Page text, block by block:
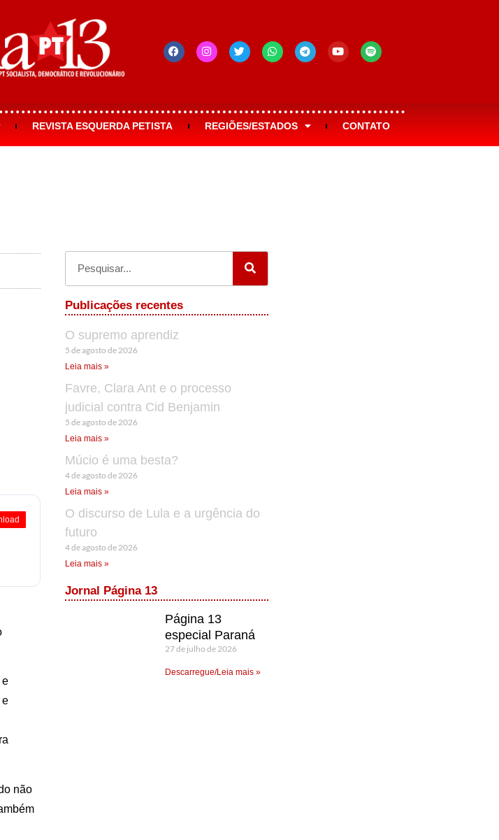
REVISTA ESQUERDA PETISTA REGIÕES/ESTADOS CONTATO
e
e
não
Publicações recentes
O supremo aprendiz
5 de agosto de 2026
Leia mais »
Favre, Clara Ant e o processo
judicial contra Cid Benjamin
5 de agosto de 2026
Leia mais »
Múcio é uma besta?
4 de agosto de 2026
Leia mais »
O discurso de Lula e a urgência do
futuro
4 de agosto de 2026
Leia mais »
Jornal Página 13
Página 13
especial Paraná
27 de julho de 2026
Descarregue/Leia mais »